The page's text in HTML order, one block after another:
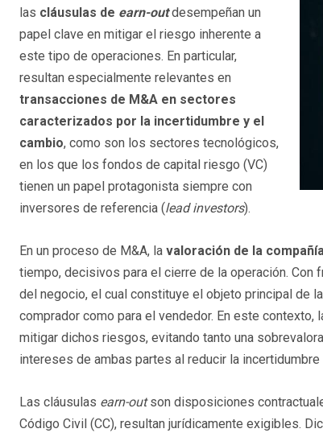
las cláusulas de earn-outdesempeñan un
papel clave en mitigar el riesgo inherente a
este tipo de operaciones. En particular,
resultan especialmente relevantes en
transacciones de M&A en sectores
caracterizados por la incertidumbre y el
cambio, como son los sectores tecnológicos,
en los que los fondos de capital riesgo (VC)
tienen un papel protagonista siempre con
inversores de referencia (lead investors).
En un proceso de M&A, la valoración de la
tiempo, decisivos para el cierre de la operación.
del negocio, el cual constituye el objeto principal de
comprador como para el vendedor. En este contexto,
mitigar dichos riesgos, evitando tanto una
intereses de ambas partes al reducir la incertidumbre
Las cláusulas earn-outson disposiciones
Código Civil (CC), resultan jurídicamente exigibles.